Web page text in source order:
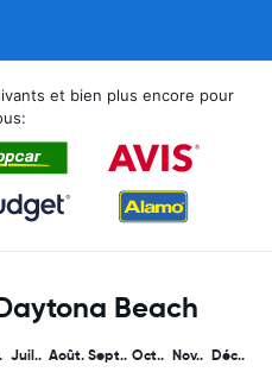
et bien plus encore pour
Beach
Juil.. Août. Sept.. Oct.. Nov.. Déc..